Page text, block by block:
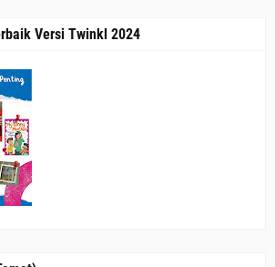
Versi Twinkl 2024